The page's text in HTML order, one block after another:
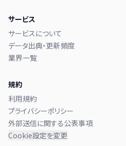
サービス
サービスについて
データ出典・更新頻度
業界一覧
規約
利用規約
プライバシーポリシー
外部送信に関する公表事項
Cookie設定を変更